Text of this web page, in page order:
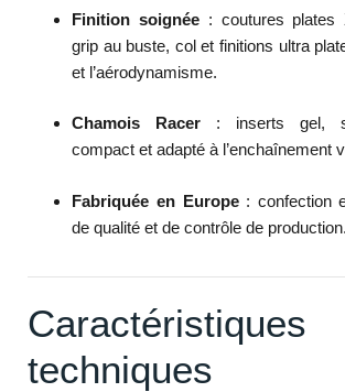
Finition soignée : coutures plates
grip au buste, col et finitions ultra
et l’aérodynamisme.
Chamois Racer : inserts gel,
compact et adapté à l’enchaînement
Fabriquée en Europe: confection
de qualité et de contrôle de production.
Caractéristiques
techniques